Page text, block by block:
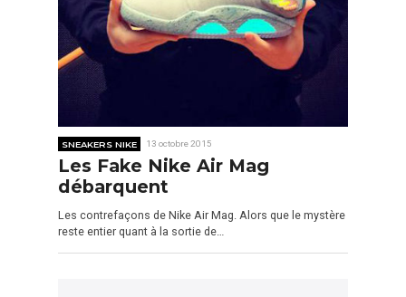
SNEAKERS NIKE 13 octobre 2015
Les Fake Nike Air Mag
débarquent
Les contrefaçons de Nike Air Mag. Alors que le mystère
reste entier quant à la sortie de…